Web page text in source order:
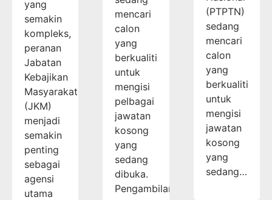
yang
semakin
kompleks,
peranan
Jabatan
Kebajikan
Masyarakat
(JKM)
menjadi
semakin
penting
sebagai
agensi
utama
mencari
calon
yang
berkualiti
untuk
mengisi
pelbagai
jawatan
kosong
yang
sedang
dibuka.
Pengambilan…
(PTPTN)
sedang
mencari
calon
yang
berkualiti
untuk
mengisi
jawatan
kosong
yang
sedang…